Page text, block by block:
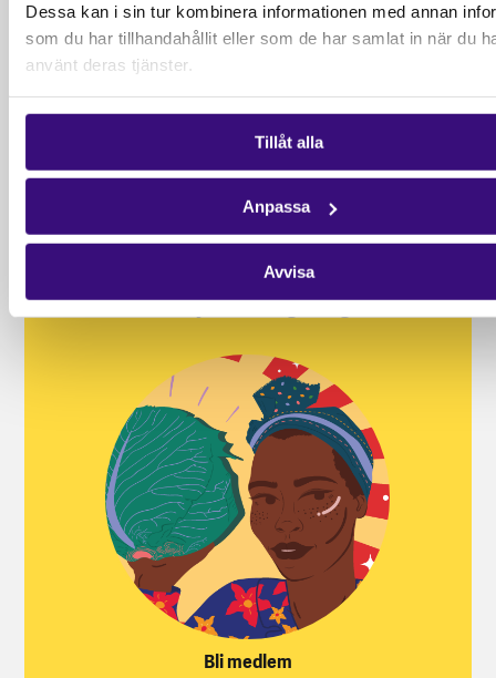
Dessa kan i sin tur kombinera informationen med annan
som du har tillhandahållit eller som de har samlat in när du
använt deras tjänster.
Tillåt alla
Anpassa
Avvisa
Gör skillnad varje månad!
Det krävs inte mycket för att göra stor skillnad.
Som medlem är du med och skapar varaktig
förändring — månad efter månad. Ditt stöd kan
ge grunden till en liten odling, öppna dörrar till
utbildning eller ge rent vatten till utsatta familjer.
Just nu finns det människor som, med ditt stöd,
kan bygga en tryggare framtid för sina barn. Ditt
månatliga stöd kan bli den möjlighet de behöver
för en ljusare morgondag.
Bli medlem